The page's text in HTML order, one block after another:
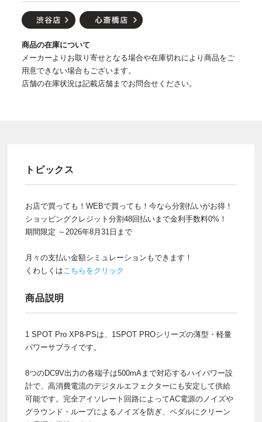
商品の在庫について
メーカーよりお取り寄せとなる場合や在庫切れにより商品をご
用意できない場合もございます。
店舗の在庫状況は記載店舗までお問合せください。
トピックス
お店で買っても！WEBで買っても！今なら分割払いがお得！
ショッピングクレジット分割48回払いまで金利手数料0%！
期間限定 ～2026年8月31日まで
月々の支払い金額シミュレーションもできます！
くわしくはこちらをクリック
商品説明
1 SPOT Pro XP8-PSは、1SPOT PROシリーズの薄型・軽量
パワーサプライです。
8つのDC9V出力の各端子は500mAまで対応するハイパワー設
計で、高消費電流のデジタルエフェクターにも安定して供給
可能です。完全アイソレート回路によってAC電源のノイズや
グラウンド・ループによるノイズを防ぎ、ペダルにクリーン